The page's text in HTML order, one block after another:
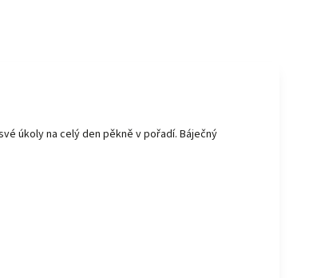
úkoly na celý den pěkně v pořadí. Báječný